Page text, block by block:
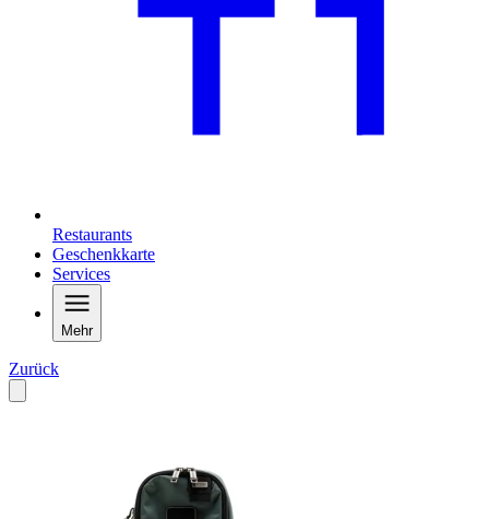
Restaurants
Geschenkkarte
Services
Mehr
Zurück